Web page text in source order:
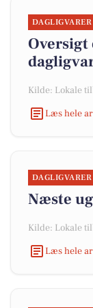
DAGLIGVARER
Oversigt
Kilde: Lokale
Læs hele
DAGLIGVARER
Næste
Kilde: Lokale
Læs hele